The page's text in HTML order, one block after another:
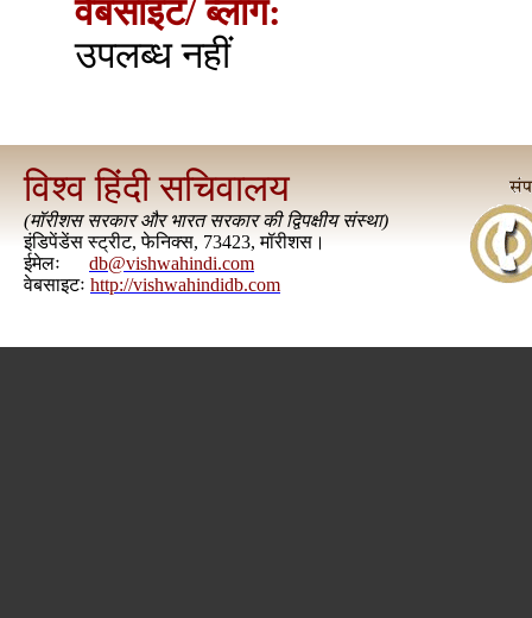
वेबसाइट/ ब्लॉग:
उपलब्ध नहीं
विश्व हिंदी सचिवालय
(मॉरीशस सरकार और भारत सरकार की द्विपक्षीय संस्था)
इंडिपेंडेंस स्ट्रीट, फेनिक्स, 73423, मॉरीशस।
ईमेलः
db@vishwahindi.com
वेबसाइटः http://vishwahindidb.com